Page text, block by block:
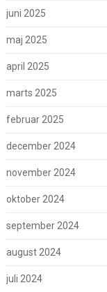
juni 2025
maj 2025
april 2025
marts 2025
februar 2025
december 2024
november 2024
oktober 2024
september 2024
august 2024
juli 2024